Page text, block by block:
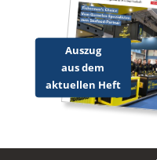
Auszug
aus dem
aktuellen Heft